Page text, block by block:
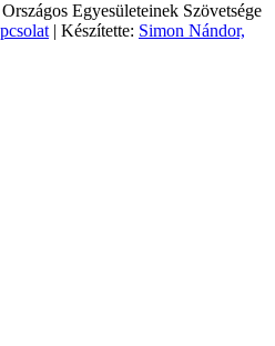
Egyesületeinek Szövetsége
| Készítette: Simon Nándor,